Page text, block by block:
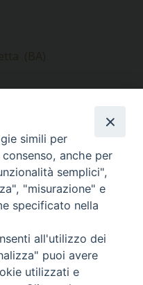
(BA)
simili per
anche per
semplici",
"misurazione" e
specificato nella
all'utilizzo dei
puoi avere
utilizzati e